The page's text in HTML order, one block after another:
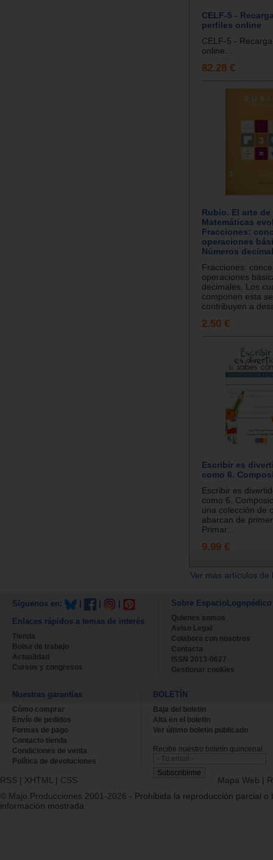
CELF-5 -
perfiles online
CELF-5 -
online...
82.28 €
Rubio. El arte de
Matemáticas
Fracciones:
operaciones
Números
Fracciones:
operaciones
decimales. Los
componen esta
contribuyen a
2.50 €
Escribir es
como 6.
Escribir es
como 6.
una colección de
abarcan de
Primar...
9.99 €
Ver más artículos
Síguenos en:
Enlaces rápidos a temas de interés
Tienda
Bolsa de trabajo
Actualidad
Cursos y congresos
Sobre EspacioLogopédico
Quienes somos
Aviso Legal
Colabora con nosotros
Contacta
ISSN 2013-0627
Gestionar cookies
Nuestras garantías
Cómo comprar
Envío de pedidos
Formas de pago
Contacto tienda
Condiciones de venta
Política de devoluciones
BOLETÍN
Baja del boletin
Alta en el boletin
Ver último boletin publicado
Recibe nuestro boletín quincenal.
RSS | XHTML | CSS Mapa Web |
© Majo Producciones 2001-2026 - Prohibida la reproducción parcial o
información mostrada